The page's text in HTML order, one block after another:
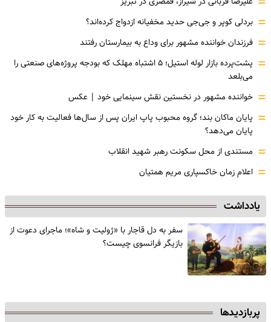
= بردلی کوپر و جی‌جی حدید مخفیانه ازدواج کرده‌اند؟
= فرزندان خواننده مشهور برای وداع به بیمارستان رفتند
=
پشت‌پرده بازار لوله استیل؛ ۵ اشتباه مهلک که بودجه پروژه‌های صنعتی را
می‌بلعد
= خواننده مشهور در نخستین نقش سینمایی خود |‌ عکس
= پایان ماکان بند؛ گروه محبوب پاپ ایران پس از سال‌ها فعالیت به کار خود
پایان می‌دهد؟
= مستندی از محل سکونت رهبر شهید انقلاب
= اعلام زمان خاکسپاری مریم همتیان
یادداشت
سفر به دل قاجار با «ژولیت و شاه»؛ ماجرای دعوت از
‌بازیگر فرانسوی چیست؟
پربازدیدها